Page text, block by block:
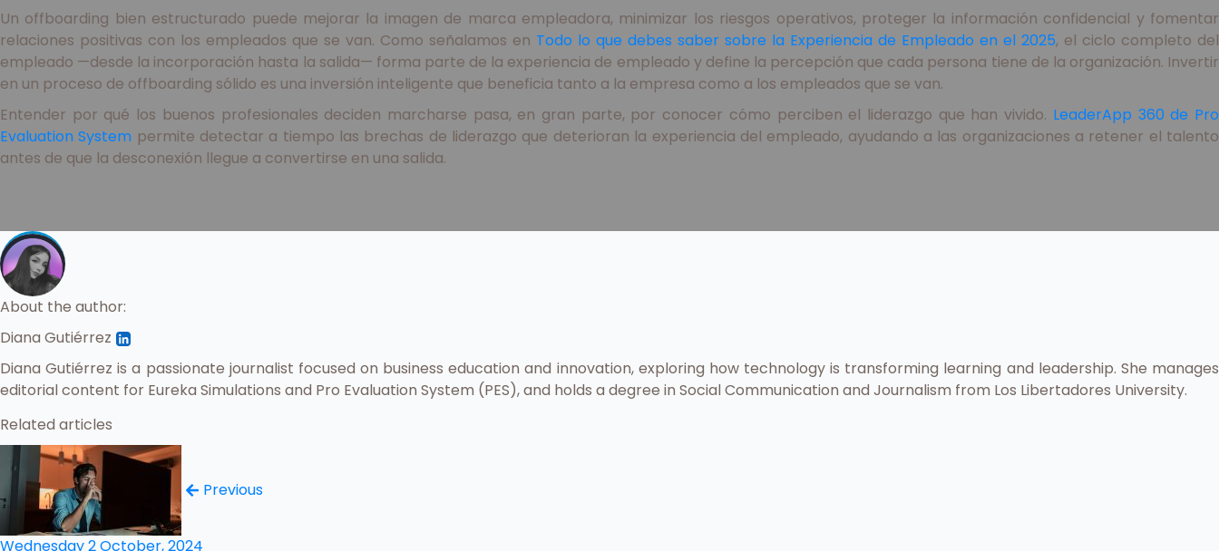
Un offboarding bien estructurado puede mejorar la imagen de marca empleadora, minimizar los riesgos operativos, proteger la información confidencial y fomentar
relaciones positivas con los empleados que se van. Como señalamos en Todo lo que debes saber sobre la Experiencia de Empleado en el 2025, el ciclo completo del
empleado —desde la incorporación hasta la salida— forma parte de la experiencia de empleado y define la percepción que cada persona tiene de la organización. Invertir
en un proceso de offboarding sólido es una inversión inteligente que beneficia tanto a la empresa como a los empleados que se van.
Entender por qué los buenos profesionales deciden marcharse pasa, en gran parte, por conocer cómo perciben el liderazgo que han vivido. LeaderApp 360 de Pro
Evaluation System permite detectar a tiempo las brechas de liderazgo que deterioran la experiencia del empleado, ayudando a las organizaciones a retener el talento
antes de que la desconexión llegue a convertirse en una salida.
About the author:
Diana Gutiérrez
Diana Gutiérrez is a passionate journalist focused on business education and innovation, exploring how technology is transforming learning and leadership. She manages
editorial content for Eureka Simulations and Pro Evaluation System (PES), and holds a degree in Social Communication and Journalism from Los Libertadores University.
Related articles
Previous
Wednesday 2 October, 2024